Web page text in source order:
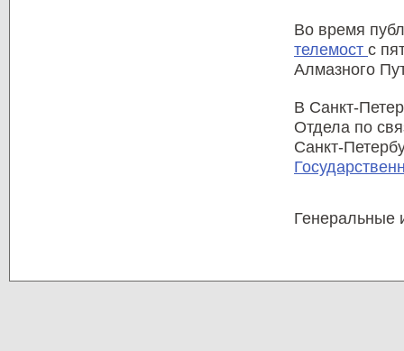
Во время
телемост с
Алмазного
В Санкт-
Отдела по
Санкт-